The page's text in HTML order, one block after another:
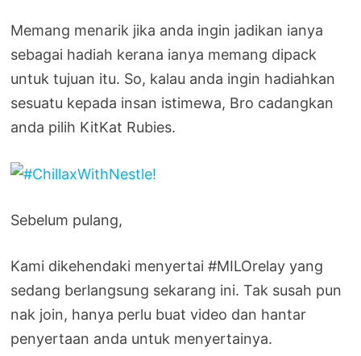
Memang menarik jika anda ingin jadikan ianya
sebagai hadiah kerana ianya memang dipack
untuk tujuan itu. So, kalau anda ingin hadiahkan
sesuatu kepada insan istimewa, Bro cadangkan
anda pilih KitKat Rubies.
Sebelum pulang,
Kami dikehendaki menyertai #MILOrelay yang
sedang berlangsung sekarang ini. Tak susah pun
nak join, hanya perlu buat video dan hantar
penyertaan anda untuk menyertainya.